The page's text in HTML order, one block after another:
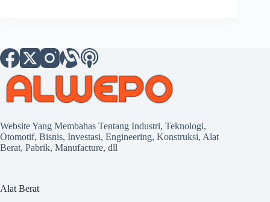
Website Yang Membahas Tentang Industri, Teknologi,
Otomotif, Bisnis, Investasi, Engineering, Konstruksi, Alat
Berat, Pabrik, Manufacture, dll
Alat Berat